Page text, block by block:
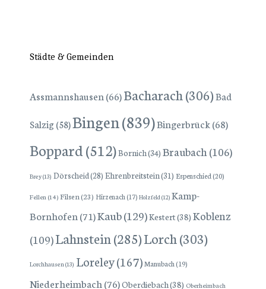
Städte & Gemeinden
Assmannshausen (66)Bacharach(306)Bad
Salzig(58)Bingen(839)Bingerbrück(68)
Boppard (512)Bornich(34) Braubach (106)
Brey(13) Dörscheid(28) Ehrenbreitstein(31) Espenschied (20)
Fellen (14) Filsen(23) Hirzenach (17) Holzfeld (12) Kamp-
Bornhofen (71)Kaub(129)Kestert(38) Koblenz
(109)Lahnstein(285)Lorch(303)
Lorchhausen (13) Loreley(167)Manubach (19)
Niederheimbach (76)Oberdiebach(38) Oberheimbach